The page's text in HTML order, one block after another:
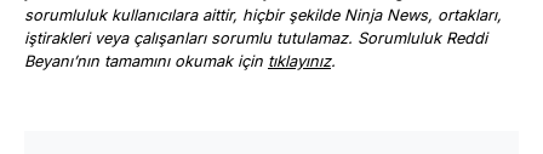
sorumluluk kullanıcılara aittir, hiçbir şekilde Ninja News, ortakları,
iştirakleri veya çalışanları sorumlu tutulamaz. Sorumluluk Reddi
Beyanı’nın tamamını okumak için tıklayınız.